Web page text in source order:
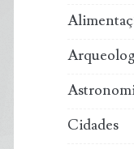
Cidades